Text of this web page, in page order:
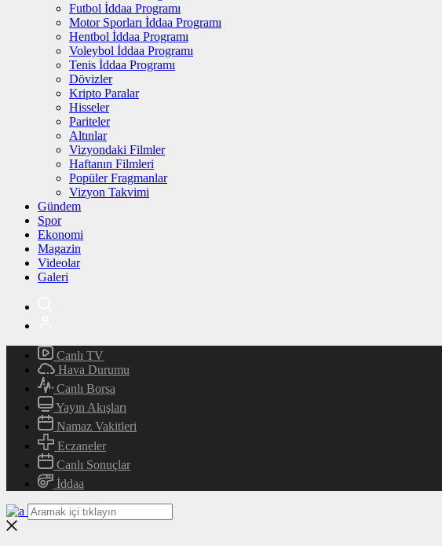
Futbol İddaa Programı
Motor Sporları İddaa Programı
Hentbol İddaa Programı
Voleybol İddaa Programı
Tenis İddaa Programı
Dövizler
Kripto Paralar
Hisseler
Pariteler
Altınlar
Vizyondaki Filmler
Haftanın Filmleri
Popüler Fragmanlar
Vizyon Takvimi
Gündem
Spor
Ekonomi
Magazin
Videolar
Galeri
Canlı TV
Hava Durumu
Canlı Borsa
Yayın Akışları
Namaz Vakitleri
Eczaneler
Canlı Sonuçlar
İddaa